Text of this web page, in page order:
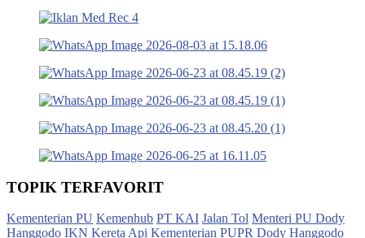
TOPIK TERFAVORIT
Kementerian PU Kemenhub PT KAI Jalan Tol Menteri PU Dody
Hanggodo IKN Kereta Api Kementerian PUPR Dody Hanggodo